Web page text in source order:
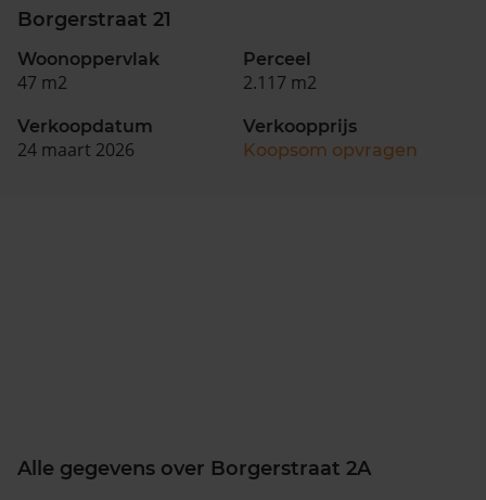
Borgerstraat 21
Woonoppervlak
47 m2
Perceel
2.117 m2
Verkoopdatum
24 maart 2026
Verkoopprijs
Koopsom opvragen
Alle gegevens over Borgerstraat 2A